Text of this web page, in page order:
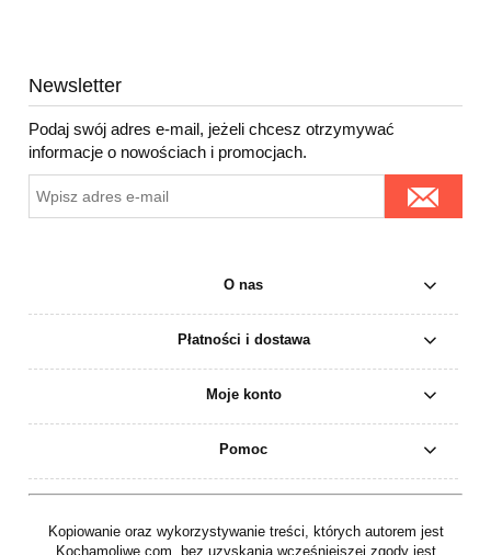
Newsletter
Podaj swój adres e-mail, jeżeli chcesz otrzymywać
informacje o nowościach i promocjach.
O nas
Płatności i dostawa
Moje konto
Pomoc
Kopiowanie oraz wykorzystywanie treści, których autorem jest
Kochamoliwe.com, bez uzyskania wcześniejszej zgody jest